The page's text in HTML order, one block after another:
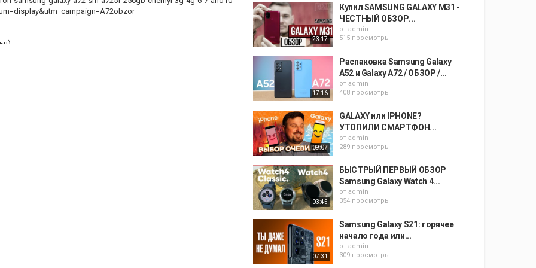
23:17
Купил SAMSUNG GALAXY M31 -
ЧЕСТНЫЙ ОБЗОР...
от admin
515 просмотры
17:16
Распаковка Samsung Galaxy
A52 и Galaxy A72 / ОБЗОР /...
от admin
408 просмотры
09:07
GALAXY или IPHONE?
УТОПИЛИ СМАРТФОН...
от admin
289 просмотры
03:45
БЫСТРЫЙ ПЕРВЫЙ ОБЗОР
Samsung Galaxy Watch 4...
от admin
354 просмотры
07:31
Samsung Galaxy S21: горячее
начало года или...
от admin
309 просмотры